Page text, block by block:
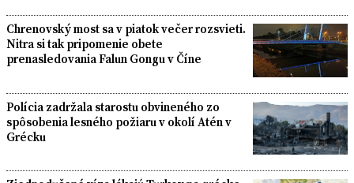
Chrenovský most sa v piatok večer rozsvieti.
Nitra si tak pripomenie obete
prenasledovania Falun Gongu v Číne
Polícia zadržala starostu obvineného zo
spôsobenia lesného požiaru v okolí Atén v
Grécku